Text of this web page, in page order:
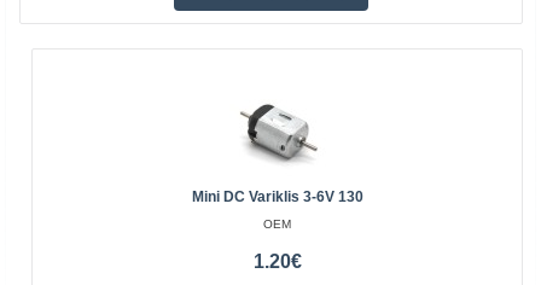
Mini DC Variklis 3-6V 130
OEM
1.20€